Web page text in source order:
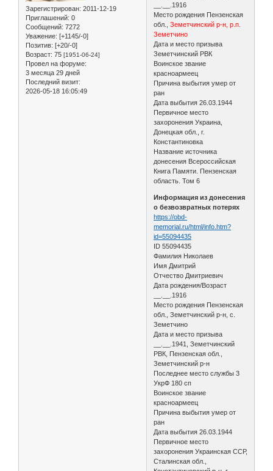
Зарегистрирован: 2011-12-19
Приглашений: 0
Сообщений: 7272
Уважение: [+1145/-0]
Позитив: [+20/-0]
Возраст: 75 [1951-06-24]
Провел на форуме:
3 месяца 29 дней
Последний визит:
2026-05-18 16:05:49
__.__.1916
Место рождения Пензенская
обл.,Земетчинский р-н, р.п.
Земетчино
Дата и место призыва
Земетчинский РВК
Воинское звание
красноармеец
Причина выбытия умер от
ран
Дата выбытия 26.03.1944
Первичное место
захоронения Украина,
Донецкая обл., г.
Константиновка
Название источника
донесения Всероссийская
Книга Памяти. Пензенская
область. Том 6
Информация из донесения
о безвозвратных потерях
https://obd-
memorial.ru/html/info.htm?
id=55094435
ID 55094435
Фамилия Николаев
Имя Дмитрий
Отчество Дмитриевич
Дата рождения/Возраст
__.__.1916
Место рождения Пензенская
обл., Земетчинский р-н, с.
Земетчино
Дата и место призыва
__.__.1941, Земетчинский
РВК, Пензенская обл.,
Земетчинский р-н
Последнее место службы 3
УкрФ 180 сп
Воинское звание
красноармеец
Причина выбытия умер от
ран
Дата выбытия 26.03.1944
Первичное место
захоронения Украинская ССР,
Сталинская обл.,